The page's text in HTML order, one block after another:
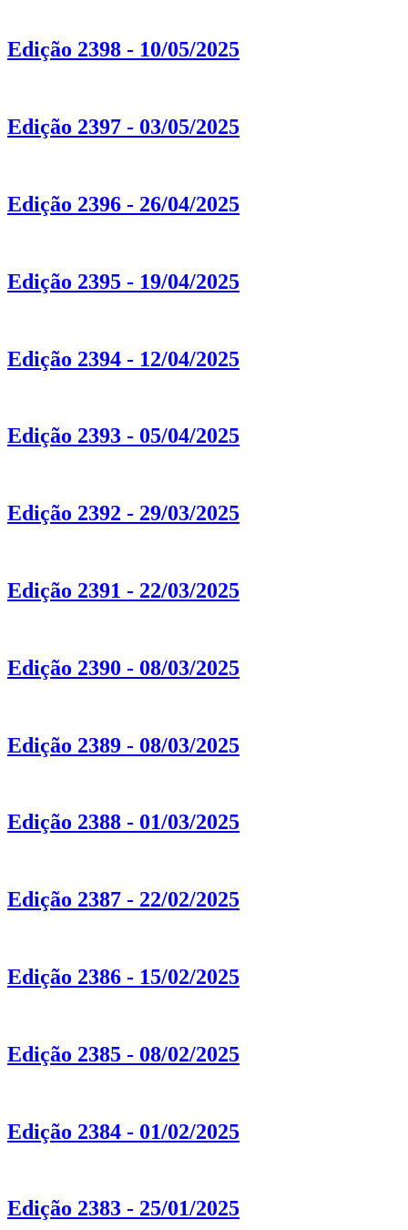
Edição 2398 - 10/05/2025
Edição 2397 - 03/05/2025
Edição 2396 - 26/04/2025
Edição 2395 - 19/04/2025
Edição 2394 - 12/04/2025
Edição 2393 - 05/04/2025
Edição 2392 - 29/03/2025
Edição 2391 - 22/03/2025
Edição 2390 - 08/03/2025
Edição 2389 - 08/03/2025
Edição 2388 - 01/03/2025
Edição 2387 - 22/02/2025
Edição 2386 - 15/02/2025
Edição 2385 - 08/02/2025
Edição 2384 - 01/02/2025
Edição 2383 - 25/01/2025